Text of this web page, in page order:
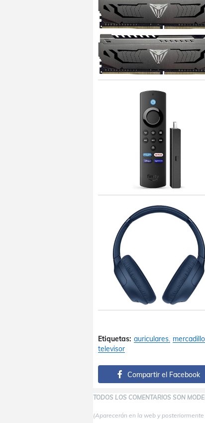
Etiquetas: auriculares
televisor
Compartir el Facebook
TODOS LOS COMENTARIOS SON
(Aparecerán en la web y